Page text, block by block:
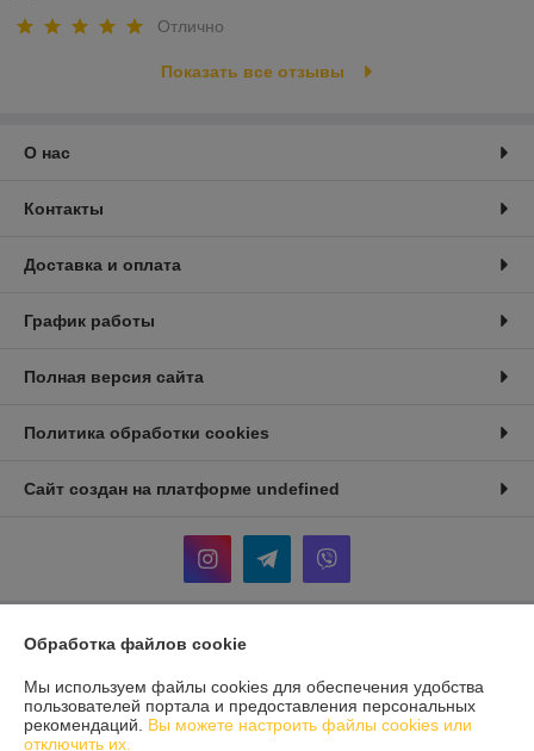
Отлично
Показать все отзывы
О нас
Контакты
Доставка и оплата
График работы
Полная версия сайта
Политика обработки cookies
Сайт создан на платформе undefined
Информация для покупателя
Юридическое лицо:ООО «СВА БелТрейд»
246029, Республика Беларусь, г. Гомель, ул. Карбышева 12, корпус 2,
Обработка файлов cookie
Мы используем файлы cookies для обеспечения удобства
пользователей портала и предоставления персональных
рекомендаций. Вы можете настроить файлы cookies или
отключить их.